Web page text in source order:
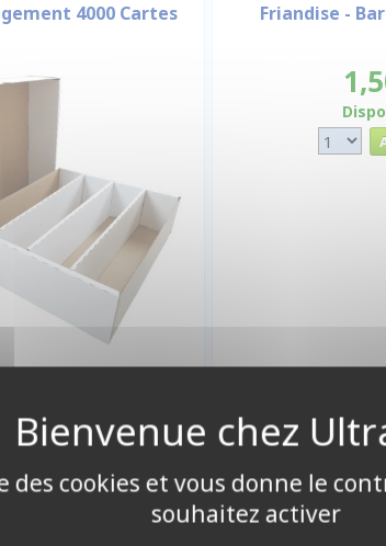
4000 Cartes
€
Friandise -
des cookies et vous donne le
souhaitez activer